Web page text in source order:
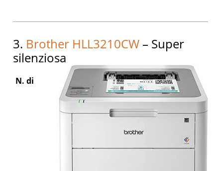
3. Brother HLL3210CW – Super
silenziosa
N. di